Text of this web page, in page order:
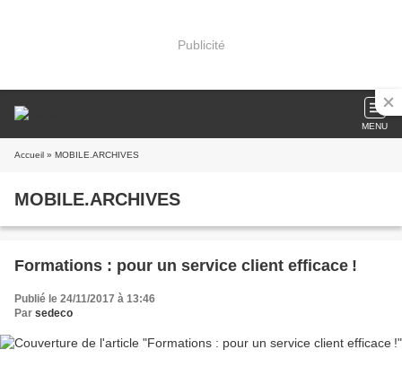
Publicité
MENU
Accueil » MOBILE.ARCHIVES
MOBILE.ARCHIVES
Formations : pour un service client efficace !
Publié le 24/11/2017 à 13:46
Par sedeco